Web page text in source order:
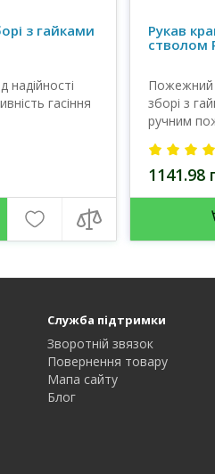
з гайками
гасіння
Рукав
стволом
Пожежний
зборі з
ручним
1141.98
Служба підтримки
Зворотній звязок
Повернення товару
Мапа сайту
Блог